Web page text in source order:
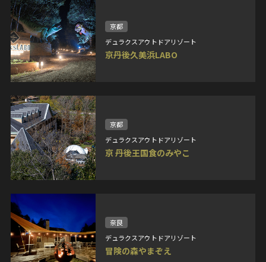
京都
デュラクスアウトドアリゾート
京丹後久美浜LABO
京都
デュラクスアウトドアリゾート
京 丹後王国食のみやこ
奈良
デュラクスアウトドアリゾート
冒険の森やまぞえ